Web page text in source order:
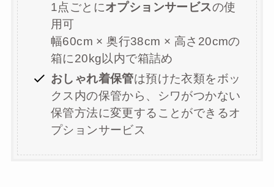
1点ごとにオプションサービスの使
用可
幅60cm × 奥行38cm × 高さ20cmの
箱に20kg以内で箱詰め
おしゃれ着保管は預けた衣類をボッ
クス内の保管から、シワがつかない
保管方法に変更することができるオ
プションサービス